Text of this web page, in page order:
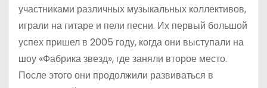
участниками различных музыкальных коллективов,
играли на гитаре и пели песни. Их первый большой
успех пришел в 2005 году, когда они выступали на
шоу «Фабрика звезд», где заняли второе место.
После этого они продолжили развиваться в